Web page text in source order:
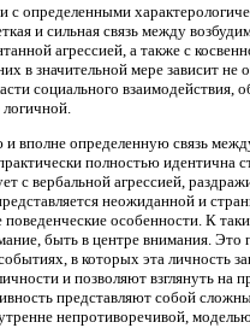
определенными
и сильная связь между
агрессией, а также с
значительной мере зависит не
социального взаимодействия,
определенную связь
полностью идентична
вербальной агрессией,
неожиданной и
поведенческие особенности. К
быть в центре внимания.
в которых эта личность
и позволяют взглянуть
представляют собой
непротиворечивой,